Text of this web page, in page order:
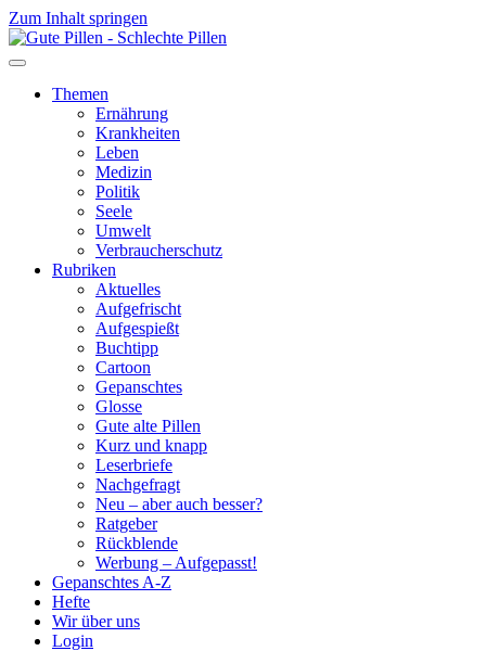
Zum Inhalt springen
Themen
Ernährung
Krankheiten
Leben
Medizin
Politik
Seele
Umwelt
Verbraucherschutz
Rubriken
Aktuelles
Aufgefrischt
Aufgespießt
Buchtipp
Cartoon
Gepanschtes
Glosse
Gute alte Pillen
Kurz und knapp
Leserbriefe
Nachgefragt
Neu – aber auch besser?
Ratgeber
Rückblende
Werbung – Aufgepasst!
Gepanschtes A-Z
Hefte
Wir über uns
Login